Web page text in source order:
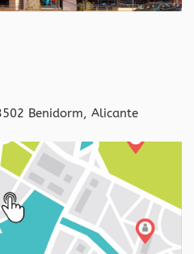
Benidorm, Alicante